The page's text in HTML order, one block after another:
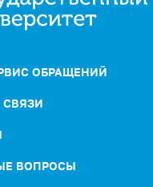
ОБРАЩЕНИЙ
СВЯЗИ
ВОПРОСЫ